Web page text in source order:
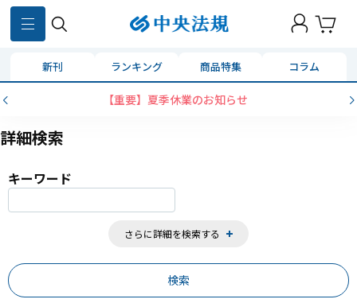
新刊 ランキング 商品特集 コラム
コンビニ決済に「セブンイレブン」を追加いたし
詳細検索
キーワード
さらに詳細を検索する
859